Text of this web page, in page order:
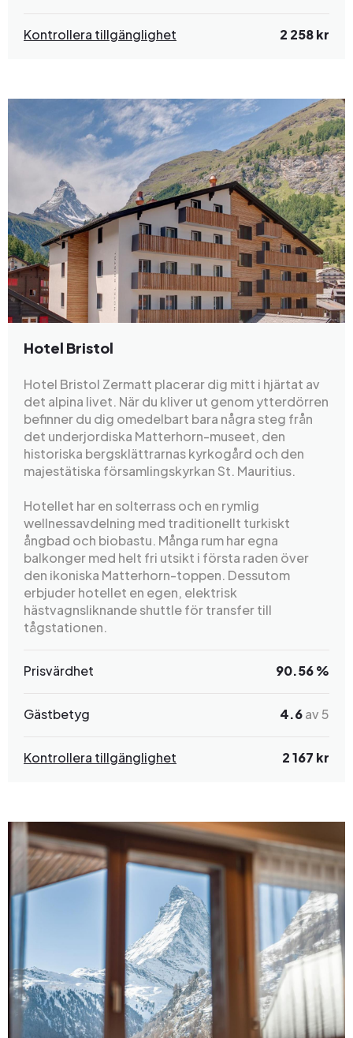
Kontrollera tillgänglighet 2 258 kr
Hotel Bristol
Hotel Bristol Zermatt placerar dig mitt i hjärtat av
det alpina livet. När du kliver ut genom ytterdörren
befinner du dig omedelbart bara några steg från
det underjordiska Matterhorn-museet, den
historiska bergsklättrarnas kyrkogård och den
majestätiska församlingskyrkan St. Mauritius.
Hotellet har en solterrass och en rymlig
wellnessavdelning med traditionellt turkiskt
ångbad och biobastu. Många rum har egna
balkonger med helt fri utsikt i första raden över
den ikoniska Matterhorn-toppen. Dessutom
erbjuder hotellet en egen, elektrisk
hästvagnsliknande shuttle för transfer till
tågstationen.
Prisvärdhet 90.56 %
Gästbetyg 4.6av 5
Kontrollera tillgänglighet 2 167 kr